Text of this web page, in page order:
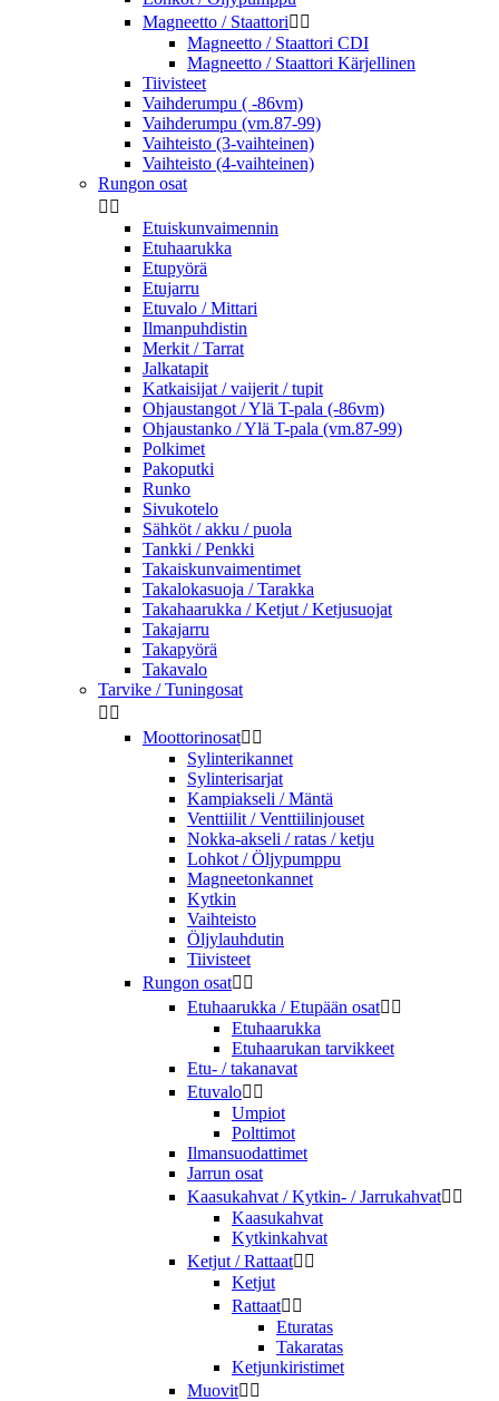
Magneetto / Staattori 
Magneetto / Staattori CDI
Magneetto / Staattori Kärjellinen
Tiivisteet
Vaihderumpu ( -86vm)
Vaihderumpu (vm.87-99)
Vaihteisto (3-vaihteinen)
Vaihteisto (4-vaihteinen)
Rungon osat
 
Etuiskunvaimennin
Etuhaarukka
Etupyörä
Etujarru
Etuvalo / Mittari
Ilmanpuhdistin
Merkit / Tarrat
Jalkatapit
Katkaisijat / vaijerit / tupit
Ohjaustangot / Ylä T-pala (-86vm)
Ohjaustanko / Ylä T-pala (vm.87-99)
Polkimet
Pakoputki
Runko
Sivukotelo
Sähköt / akku / puola
Tankki / Penkki
Takaiskunvaimentimet
Takalokasuoja / Tarakka
Takahaarukka / Ketjut / Ketjusuojat
Takajarru
Takapyörä
Takavalo
Tarvike / Tuningosat
 
Moottorinosat 
Sylinterikannet
Sylinterisarjat
Kampiakseli / Mäntä
Venttiilit / Venttiilinjouset
Nokka-akseli / ratas / ketju
Lohkot / Öljypumppu
Magneetonkannet
Kytkin
Vaihteisto
Öljylauhdutin
Tiivisteet
Rungon osat 
Etuhaarukka / Etupään osat 
Etuhaarukka
Etuhaarukan tarvikkeet
Etu- / takanavat
Etuvalo 
Umpiot
Polttimot
Ilmansuodattimet
Jarrun osat
Kaasukahvat / Kytkin- / Jarrukahvat 
Kaasukahvat
Kytkinkahvat
Ketjut / Rattaat 
Ketjut
Rattaat 
Eturatas
Takaratas
Ketjunkiristimet
Muovit 